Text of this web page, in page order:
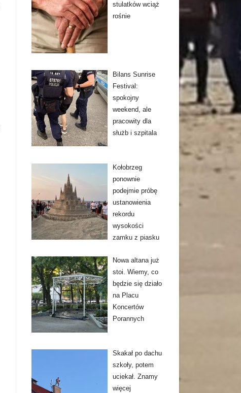
stulatków wciąż
rośnie
Bilans Sunrise
Festival:
spokojny
weekend, ale
pracowity dla
służb i szpitala
Kołobrzeg
ponownie
podejmie próbę
ustanowienia
rekordu
wysokości
zamku z piasku
Nowa altana już
stoi. Wiemy, co
będzie się działo
na Placu
Koncertów
Porannych
Skakał po dachu
szkoły, potem
uciekał. Znamy
więcej